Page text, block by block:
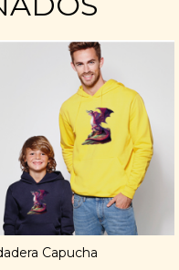
Capucha